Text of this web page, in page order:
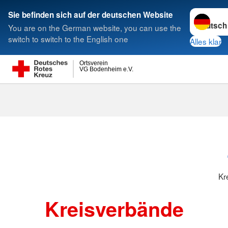
Sie befinden sich auf der deutschen Website
You are on the German website, you can use the
switch to switch to the English one
Sprache
Alles klar
VG Bodenheim e.V.
Ortsverein
Suche
Kreisverbände